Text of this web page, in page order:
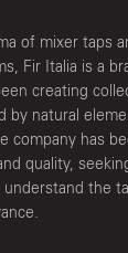
of mixer taps
Fir Italia is a
creating
by natural
company has
quality,
the